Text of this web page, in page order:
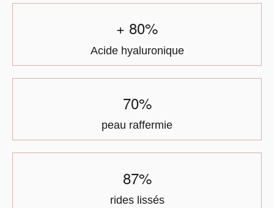
+ 80%
Acide hyaluronique
70%
peau raffermie
87%
rides lissés